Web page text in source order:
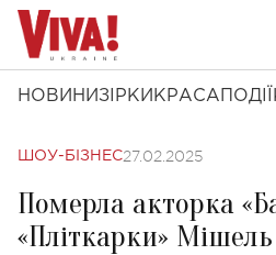
НОВИНИ ЗІРКИ КРАСА ПОДІЇ
ШОУ-БІЗНЕС27.02.2025
Померла акторка
«Пліткарки»